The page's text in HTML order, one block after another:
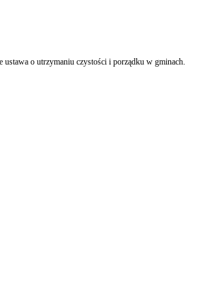
o utrzymaniu czystości i porządku w gminach.